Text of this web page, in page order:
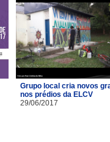
Grupo local cria novos
nos prédios da ELCV
29/06/2017